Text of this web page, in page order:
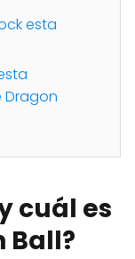
esta
Dragon
cuál es
Ball?